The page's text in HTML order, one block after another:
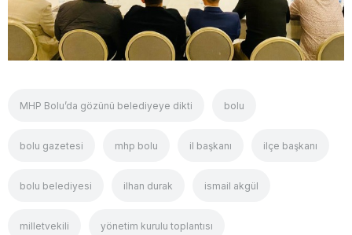
MHP Bolu’da gözünü belediyeye dikti bolu
bolu gazetesi mhp bolu il başkanı ilçe başkanı
bolu belediyesi ilhan durak ismail akgül
milletvekili yönetim kurulu toplantısı